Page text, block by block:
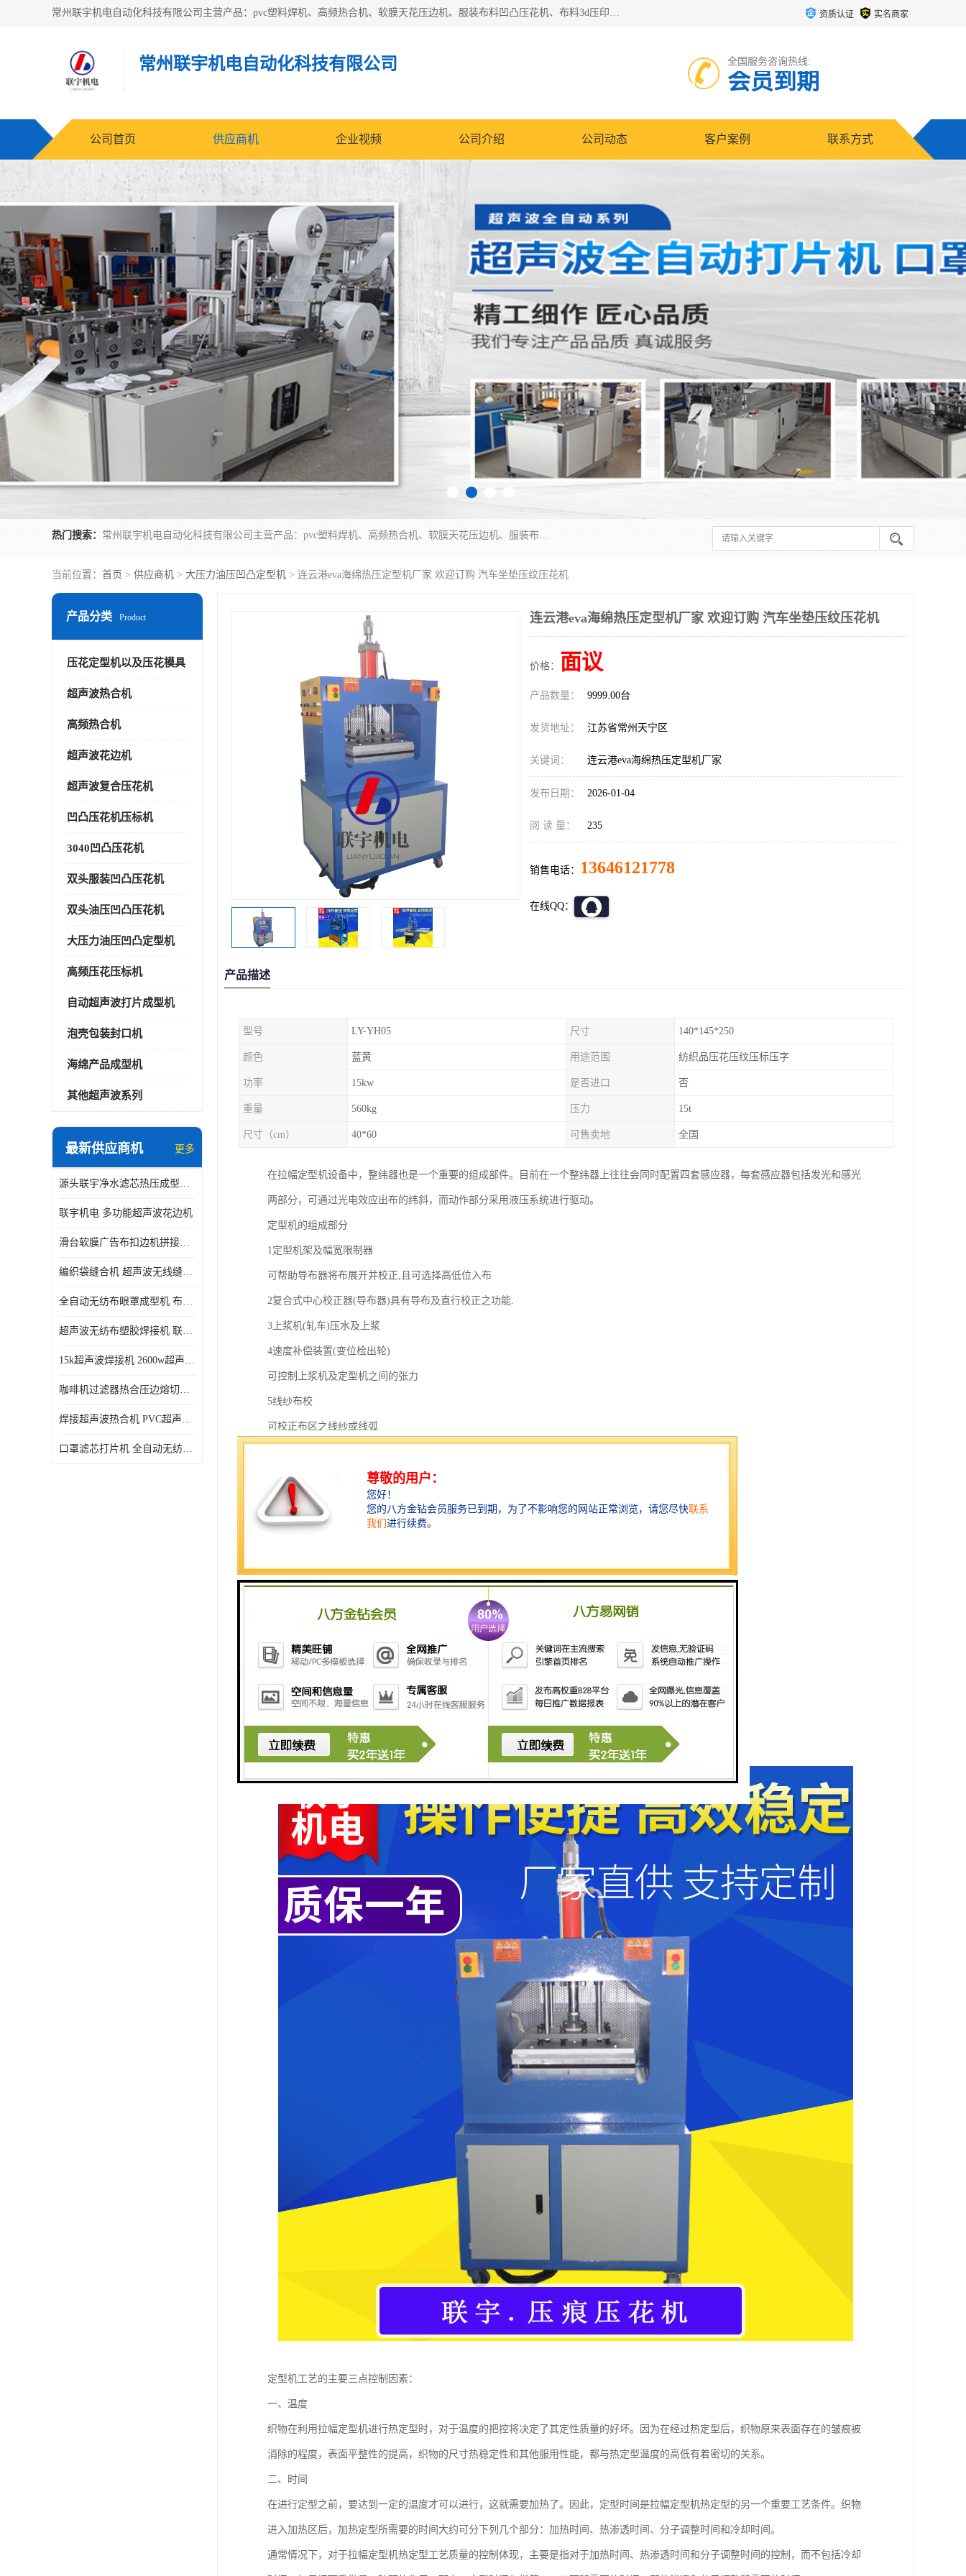
常州联宇机电自动化科技有限公司主营产品：pvc塑料焊机、高频热合机、软膜天花压边机、服装布料凹凸压花机、布料3d压印设备、服装植胶设备、超声波布料花边机、无纺布热合机、全自动压花机。 资质认证 实名商家
常州联宇机电自动化科技有限公司 全国服务咨询热线:
会员到期
公司首页 供应商机 企业视频 公司介绍 公司动态 客户案例 联系方式
热门搜索： 常州联宇机电自动化科技有限公司主营产品：pvc塑料焊机、高频热合机、软膜天花压边机、服装布料凹凸压花机、布料3d压印设备、服装植胶设备、超声波布料花边机、无纺布热合机、全自动压花机。
当前位置： 首页 > 供应商机 > 大压力油压凹凸定型机 > 连云港eva海绵热压定型机厂家 欢迎订购 汽车坐垫压纹压花机
产品分类 Product
压花定型机以及压花模具
超声波热合机
高频热合机
超声波花边机
超声波复合压花机
凹凸压花机压标机
3040凹凸压花机
双头服装凹凸压花机
双头油压凹凸压花机
大压力油压凹凸定型机
高频压花压标机
自动超声波打片成型机
泡壳包装封口机
海绵产品成型机
其他超声波系列
最新供应商机 更多
源头联宇净水滤芯热压成型机器 超声波大功率封边机
联宇机电 多功能超声波花边机
滑台软膜广告布扣边机拼接机用于焊接热合拼接作用
编织袋缝合机 超声波无线缝合机 厂家现货供应
全自动无纺布眼罩成型机 布料海绵眼罩热合切边机
超声波无纺布塑胶焊接机 联宇制造
15k超声波焊接机 2600w超声波焊接机 联宇制造
咖啡机过滤器热合压边熔切机 超声波无纺布喷胶棉热合机
焊接超声波热合机 PVC超声波焊接机 无纺布超声波设备
口罩滤芯打片机 全自动无纺布压花压标设备 多层料复合机
连云港eva海绵热压定型机厂家 欢迎订购 汽车坐垫压纹压花机
价格： 面议
产品数量： 9999.00台
发货地址： 江苏省常州天宁区
关键词： 连云港eva海绵热压定型机厂家
发布日期： 2026-01-04
阅 读 量： 235
销售电话： 13646121778
在线QQ：
产品描述
型号 LY-YH05 尺寸 140*145*250
颜色 蓝黄 用途范围 纺织品压花压纹压标压字
功率 15kw 是否进口 否
重量 560kg 压力 15t
尺寸（cm） 40*60 可售卖地 全国
在拉幅定型机设备中，整纬器也是一个重要的组成部件。目前在一个整纬器上往往会同时配置四套感应器，每套感应器包括发光和感光
两部分，可通过光电效应出布的纬斜，而动作部分采用液压系统进行驱动。
定型机的组成部分
1定型机架及幅宽限制器
可帮助导布器将布展开并校正,且可选择高低位入布
2复合式中心校正器(导布器)具有导布及直行校正之功能.
3上浆机(轧车)压水及上浆
4速度补偿装置(变位检出轮)
可控制上浆机及定型机之间的张力
5线纱布校
可校正布区之线纱或线弧
将所有电动调整功能集中于箱上方,
涵盖全机95%之操作功能.
7展边器及布边
8箱及缩拉码上针喂布装置
11幅宽调整机
12排风系统
13出布装置摆布/卷布
有摆布及卷布二种出布方式
定型机工艺的主要三点控制因素：
一、温度
织物在利用拉幅定型机进行热定型时，对于温度的把控将决定了其定性质量的好坏。因为在经过热定型后，织物原来表面存在的皱痕被
消除的程度，表面平整性的提高，织物的尺寸热稳定性和其他服用性能，都与热定型温度的高低有着密切的关系。
二、时间
在进行定型之前，要达到一定的温度才可以进行，这就需要加热了。因此，定型时间是拉幅定型机热定型的另一个重要工艺条件。织物
进入加热区后，加热定型所需要的时间大约可分下列几个部分：加热时间、热渗透时间、分子调整时间和冷却时间。
通常情况下，对于拉幅定型机热定型工艺质量的控制体现，主要是指对于加热时间、热渗透时间和分子调整时间的控制，而不包括冷却